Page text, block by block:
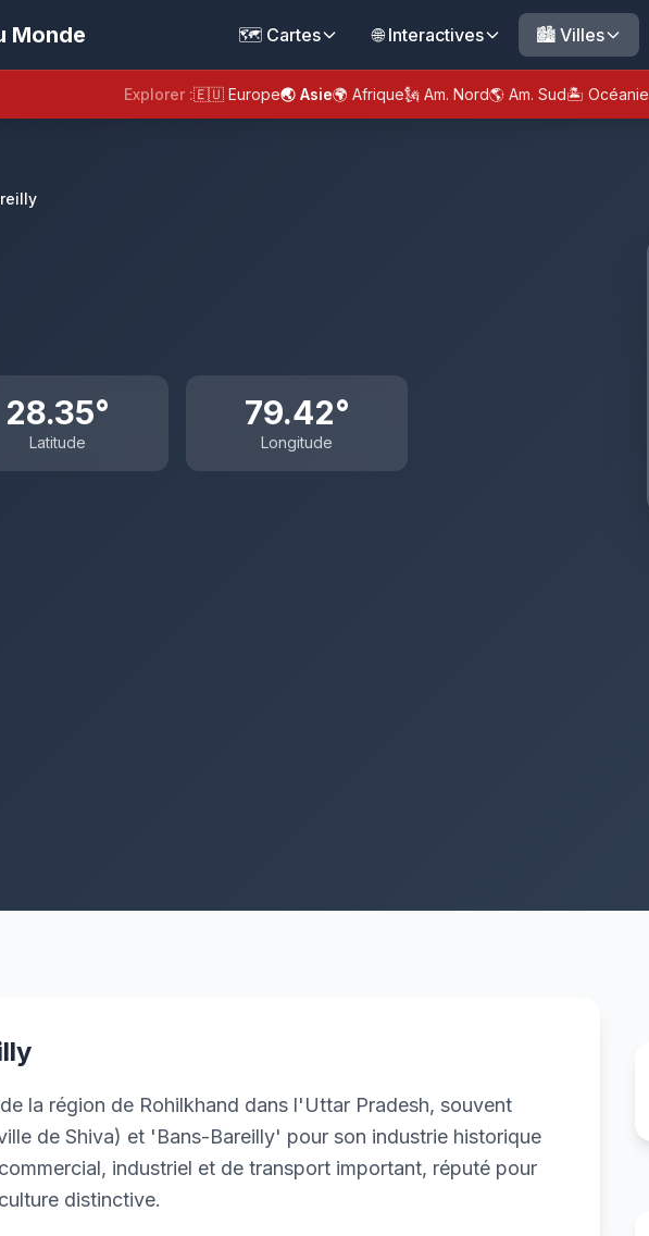
Monde 🗺️ Cartes 🌐 Interactives 🏙️ Villes
Explorer :🇪🇺 Europe🌏 Asie🌍 Afrique🗽 Am. Nord🌎 Am. Sud🏝️ Océanie
28.35°
Latitude
79.42°
Longitude
la région de Rohilkhand dans l'Uttar Pradesh, souvent
de Shiva) et 'Bans-Bareilly' pour son industrie historique
industriel et de transport important, réputé pour
distinctive.